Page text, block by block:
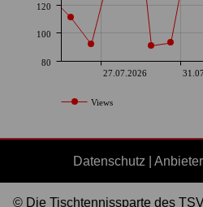
27.07.2026
80
100
120
Views
Datenschutz
© Die Tischtennissparte des